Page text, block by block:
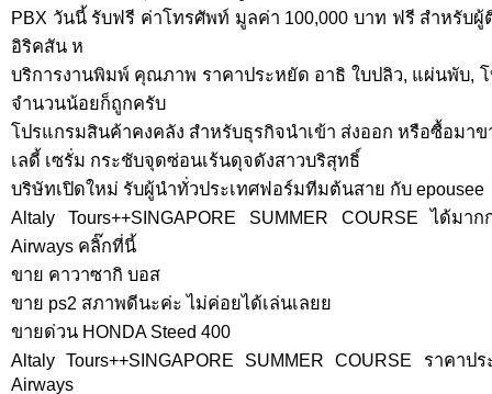
PBX วันนี้ รับฟรี ค่าโทรศัพท์ มูลค่า 100,000 บาท ฟรี สำหรับ
อิริคสัน ห
บริการงานพิมพ์ คุณภาพ ราคาประหยัด อาธิ ใบปลิว, แผ่นพับ,
จำนวนน้อยก็ถูกครับ
โปรแกรมสินค้าคงคลัง สำหรับธุรกิจนำเข้า ส่งออก หรือซื้อมาข
เลดี้ เซรั่ม กระชับจุดซ่อนเร้นดุจดังสาวบริสุทธิ์
บริษัทเปิดใหม่ รับผู้นําทั่วประเทศฟอร์มทีมต้นสาย กับ epousee
Altaly Tours++SINGAPORE SUMMER COURSE ได้ม
Airways คลิ๊กที่นี้
ขาย คาวาซากิ บอส
ขาย ps2 สภาพดีนะค่ะ ไม่ค่อยได้เล่นเลยย
ขายด่วน HONDA Steed 400
Altaly Tours++SINGAPORE SUMMER COURSE ราคา
Airways